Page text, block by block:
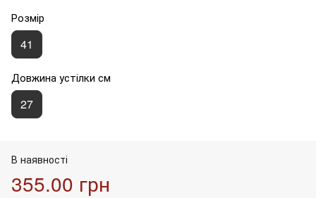
Розмір
41
Довжина устілки см
27
В наявності
355.00 грн